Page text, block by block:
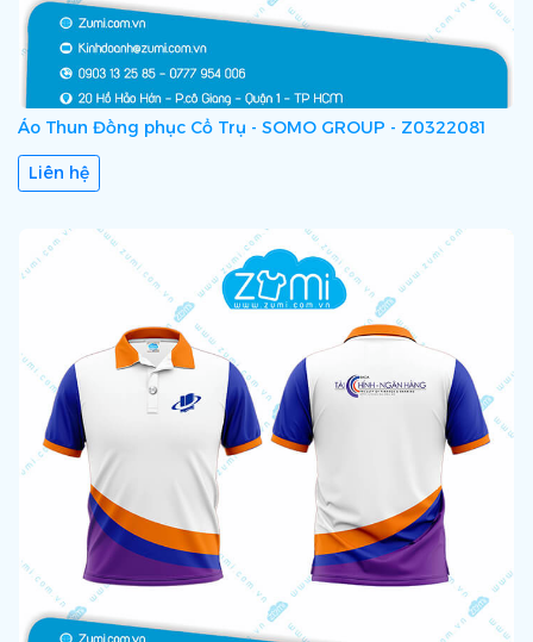
Áo Thun Đồng phục Cổ Trụ - SOMO GROUP - Z0322081
Liên hệ